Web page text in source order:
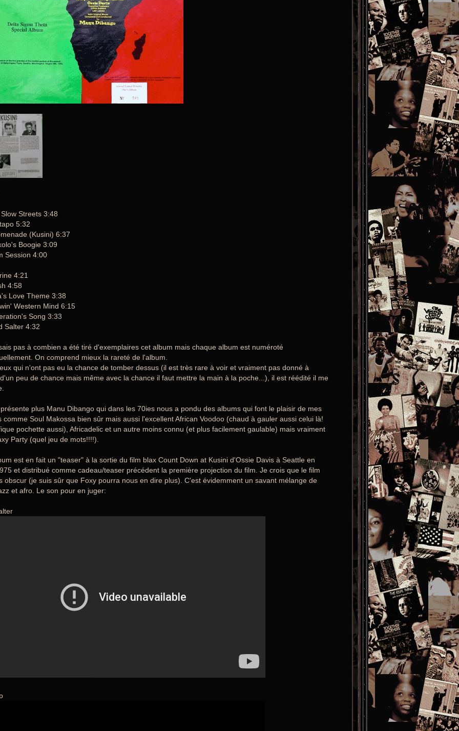
Streets 3:48
5:32
(Kusini) 6:37
Boogie 3:09
Session 4:00
4:21
4:58
Love Theme 3:38
Western Mind 6:15
Song 3:33
Salter 4:32
pas à combien a été tiré d'exemplaires cet album mais chaque album est numéroté
On comprend mieux la rareté de l'album.
qui n'ont pas eu la chance de tomber dessus (il est très rare à voir et vraiment pas donné à
peu de chance mais même avec la chance il faut mettre la main à la poche...), il est réédité il me
plus Manu Dibango qui dans les 70ies nous a pondu des albums qui font le plaisir de mes
comme Soul Makossa bien sûr mais aussi l'excellent African Voodoo (chaud à gauler aussi celui là!
pochette aussi), Africadelic et un autre moins connu (et plus facilement gaulable) mais vraiment
Party (quel jeu de mots!!!!).
est en fait un "teaser" à la sortie du film blax Count Down at Kusini d'Ossie Davis à Seattle en
et distribué comme cadeau/teaser précédent la première projection du film. Je crois que le film
obscur (je suis sûr que Foxy pourra nous en dire plus). C'est évidemment un savant mélange de
et afro. Le son pour en juger: